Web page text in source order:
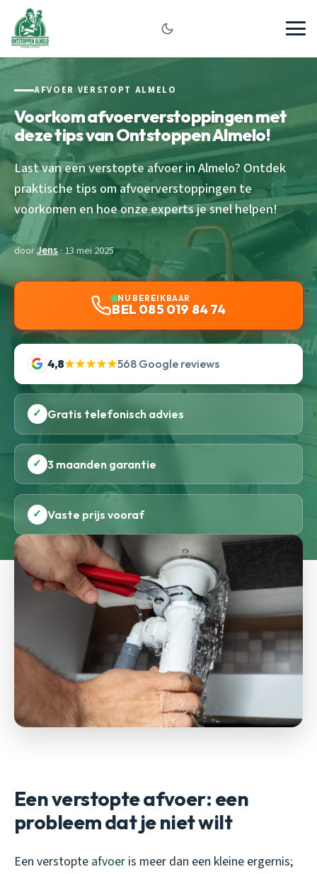
AFVOER VERSTOPT ALMELO
Voorkom afvoerverstoppingen met
deze tips van Ontstoppen Almelo!
Last van een verstopte afvoer in Almelo? Ontdek
praktische tips om afvoerverstoppingen te
voorkomen en hoe onze experts je snel helpen!
doorJens· 13 mei 2025
NU BEREIKBAAR
BEL 085 019 84 74
4,8★★★★★568 Google reviews
✓ Gratis telefonisch advies
✓ 3 maanden garantie
✓ Vaste prijs vooraf
Een verstopte afvoer: een
probleem dat je niet wilt
Een verstopte afvoer is meer dan een kleine ergernis;